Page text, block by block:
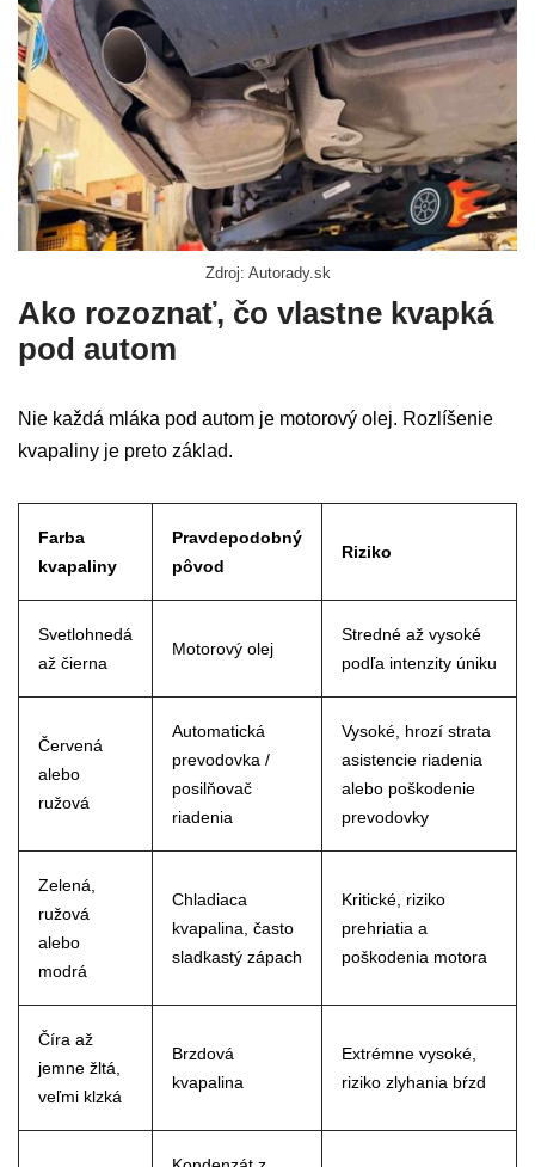
Zdroj: Autorady.sk
Ako rozoznať, čo vlastne kvapká
pod autom
Nie každá mláka pod autom je motorový olej. Rozlíšenie
kvapaliny je preto základ.
Farba
kvapaliny
Pravdepodobný
pôvod
Riziko
Svetlohnedá
až čierna
Motorový olej
Stredné až vysoké
podľa intenzity úniku
Červená
alebo
ružová
Automatická
prevodovka /
posilňovač
riadenia
Vysoké, hrozí strata
asistencie riadenia
alebo poškodenie
prevodovky
Zelená,
ružová
alebo
modrá
Chladiaca
kvapalina, často
sladkastý zápach
Kritické, riziko
prehriatia a
poškodenia motora
Číra až
jemne žltá,
veľmi klzká
Brzdová
kvapalina
Extrémne vysoké,
riziko zlyhania bŕzd